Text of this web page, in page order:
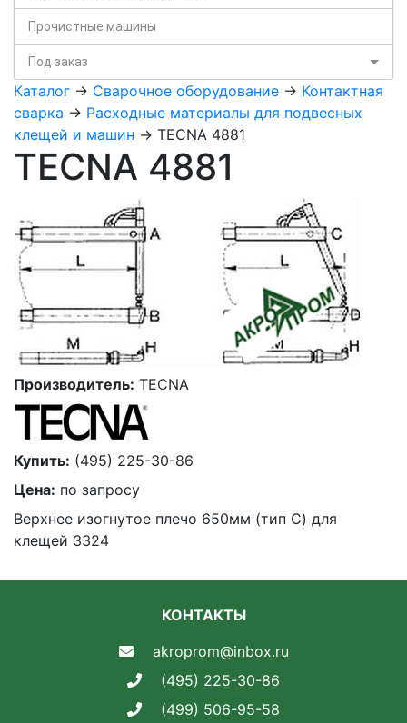
Прочистные машины
Под заказ
Каталог -> Сварочное оборудование -> Контактная
сварка -> Расходные материалы для подвесных
клещей и машин -> TECNA 4881
TECNA 4881
Производитель: TECNA
Купить: (495) 225-30-86
Цена: по запросу
Верхнее изогнутое плечо 650мм (тип C) для
клещей 3324
КОНТАКТЫ
akroprom@inbox.ru
(495) 225-30-86
(499) 506-95-58